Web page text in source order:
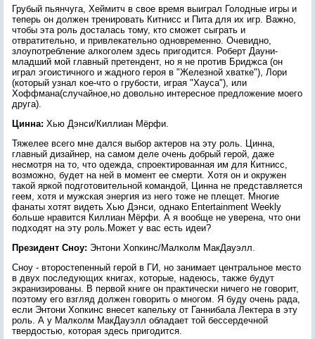
Грубый пьянчуга, Хеймитч в свое время выиграл Голодные игры и
теперь он должен тренировать Китнисс и Пита для их игр. Важно,
чтобы эта роль досталась тому, кто сможет сыграть и
отвратительно, и привлекательно одновременно. Очевидно,
злоупотребление алкоголем здесь пригодится. Роберт Дауни-
младший мой главный претендент, но я не против Бриджса (он
играл эгоистичного и жадного героя в "Железной хватке"), Лори
(который узнал кое-что о грубости, играя "Хауса"), или
Хоффмана(случайное,но довольно интересное предложение моего
друга).
Цинна: Хью Дэнси/Киллиан Мёрфи.
Тяжелее всего мне дался выбор актеров на эту роль. Цинна,
главный дизайнер, на самом деле очень добрый герой, даже
несмотря на то, что одежда, спроектированная им для Китнисс,
возможно, будет на ней в момент ее смерти. Хотя он и окружен
такой яркой подготовительной командой, Цинна не представляется
геем, хотя и мужская энергия из него тоже не плещет. Многие
фанаты хотят видеть Хью Дэнси, однако Entertainment Weekly
больше нравится Киллиан Мёрфи. А я вообще не уверена, что они
подходят на эту роль.Может у вас есть идеи?
Президент Сноу: Энтони Хопкинс/Малколм МакДауэлл.
Сноу - второстепенный герой в ГИ, но занимает центральное место
в двух последующих книгах, которые, надеюсь, также будут
экранизированы. В первой книге он практически ничего не говорит,
поэтому его взгляд должен говорить о многом. Я буду очень рада,
если Энтони Хопкинс внесет капельку от Ганнибала Лектера в эту
роль. А у Малколм МакДауэлл обладает той бессердечной
твердостью, которая здесь пригодится.